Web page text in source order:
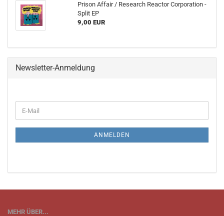
Prison Affair / Research Reactor Corporation -
Split EP
9,00 EUR
Newsletter-Anmeldung
ZUR
E-
Mail
ANMELDEN
MEHR ÜBER...